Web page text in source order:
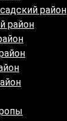
район
район